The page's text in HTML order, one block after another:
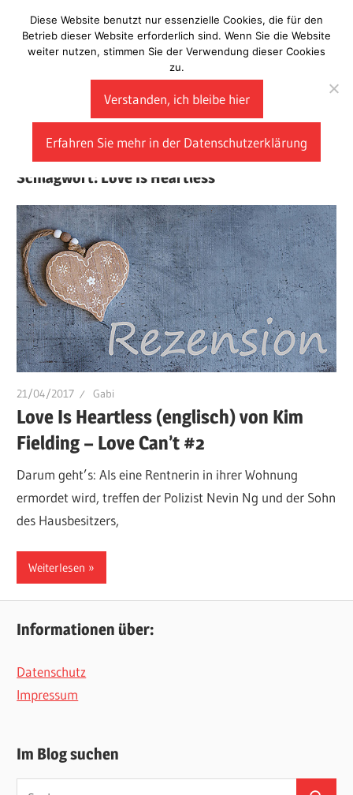
Inhalt
springen
Laberladen
Schlagwort: Love Is Heartless
21/04/2017 Gabi
Love Is Heartless (englisch) von Kim
Fielding – Love Can’t #2
Darum geht’s: Als eine Rentnerin in ihrer Wohnung
ermordet wird, treffen der Polizist Nevin Ng und der Sohn
des Hausbesitzers,
Weiterlesen
Informationen über:
Datenschutz
Impressum
Im Blog suchen
Diese Website benutzt nur essenzielle Cookies, die für den
Betrieb dieser Website erforderlich sind. Wenn Sie die Website
weiter nutzen, stimmen Sie der Verwendung dieser Cookies
zu.
Verstanden, ich bleibe hier
Erfahren Sie mehr in der Datenschutzerklärung